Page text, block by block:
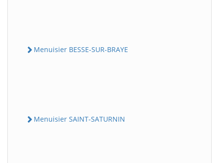
Menuisier BESSE-SUR-BRAYE
Menuisier SAINT-SATURNIN